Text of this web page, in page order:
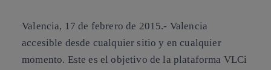
Valencia, 17 de febrero de 2015.- Valencia
accesible desde cualquier sitio y en cualquier
momento. Este es el objetivo de la plataforma VLCi